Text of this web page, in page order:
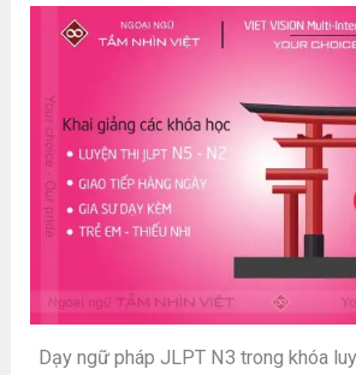
Dạy ngữ pháp JLPT N3 trong khóa